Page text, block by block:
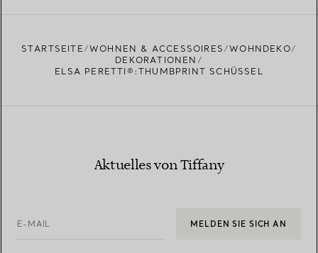
STARTSEITE WOHNEN & ACCESSOIRES
WOHNDEKO
DEKORATIONEN
ELSA PERETTI®:THUMBPRINT SCHÜSSEL
Aktuelles von Tiffany
E-MAIL MELDEN SIE SICH AN